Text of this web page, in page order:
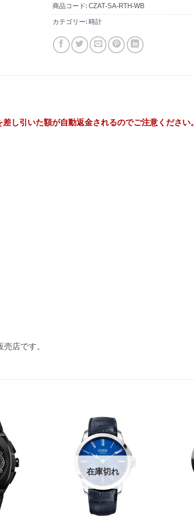
商品コード:CZAT-SA-RTH-WB
カテゴリー:時計
し引いた額が自動返金されるのでご注意ください。
店です。
在庫切れ